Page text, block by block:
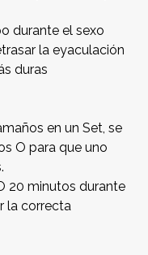
durante el sexo
la eyaculación
duras
en un Set, se
O para que uno
20 minutos durante
la correcta